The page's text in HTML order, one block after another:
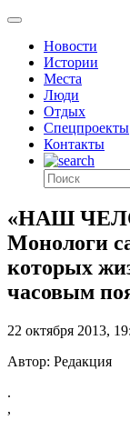
Новости
Истории
Места
Люди
Отдых
Спецпроекты
Контакты
«НАШ
Монологи
которых
часовым
22 октября 2013,
Автор: Редакция
.
,